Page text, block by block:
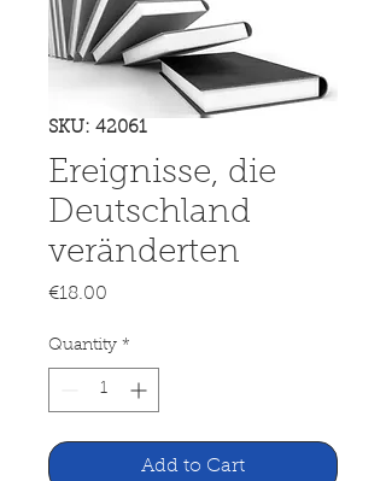
SKU: 42061
Ereignisse, die
Deutschland
veränderten
€18.00
Quantity *
Add to Cart